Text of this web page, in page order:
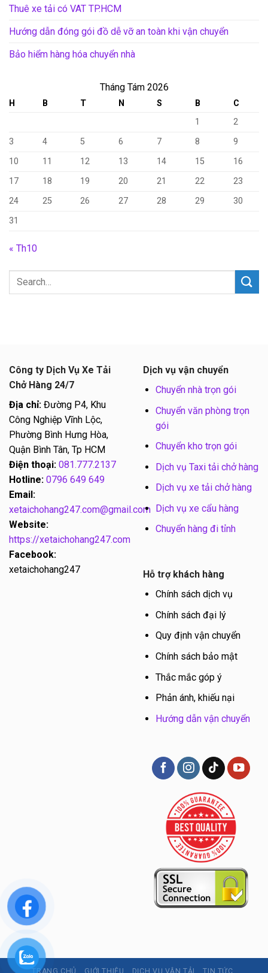
Thuê xe tải có VAT TP.HCM
Hướng dẫn đóng gói đồ dễ vỡ an toàn khi vận chuyển
Bảo hiểm hàng hóa chuyển nhà
Tháng Tám 2026
H B T N S B
C
1
2
3
4 5 6 7 8
9
10
11 12 13 14 15
16
17
18 19 20 21 22
23
24
25 26 27 28 29
30
31
« Th10
Công ty Dịch Vụ Xe Tải
Chở Hàng 24/7
Địa chỉ: Đường P4, Khu
Công Nghiệp Vĩnh Lộc,
Phường Bình Hưng Hòa,
Quận Bình Tân, Tp HCM
Điện thoại: 081.777.2137
Hotline: 0796 649 649
Email:
xetaichohang247.com@gmail.com
Website:
https://xetaichohang247.com
Facebook:
xetaichohang247
Dịch vụ vận chuyển
Chuyển nhà trọn gói
Chuyển văn phòng trọn
gói
Chuyển kho trọn gói
Dịch vụ Taxi tải chở hàng
Dịch vụ xe tải chở hàng
Dịch vụ xe cẩu hàng
Chuyển hàng đi tỉnh
Hỗ trợ khách hàng
Chính sách dịch vụ
Chính sách đại lý
Quy định vận chuyển
Chính sách bảo mật
Thắc mắc góp ý
Phản ánh, khiếu nại
Hướng dẫn vận chuyển